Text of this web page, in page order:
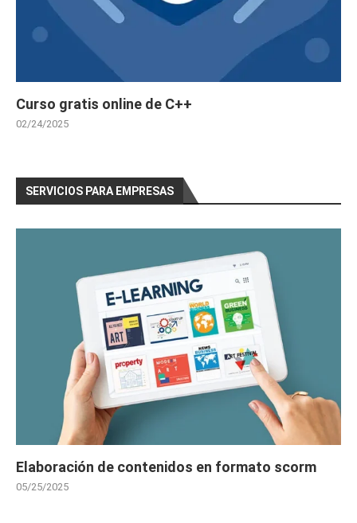
Curso gratis online de C++
02/24/2025
SERVICIOS PARA EMPRESAS
Elaboración de contenidos en formato scorm
05/25/2025